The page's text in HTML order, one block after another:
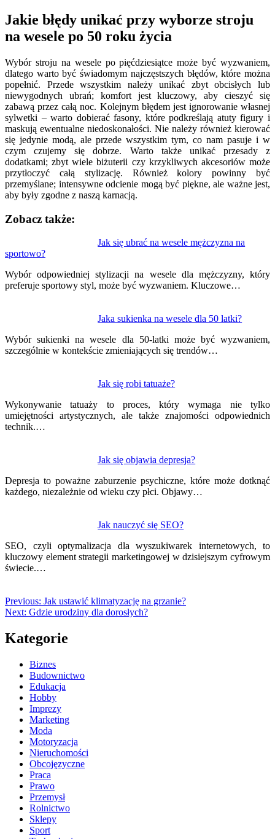
Jakie błędy unikać przy wyborze stroju
na wesele po 50 roku życia
Wybór stroju na wesele po pięćdziesiątce może być wyzwaniem,
dlatego warto być świadomym najczęstszych błędów, które można
popełnić. Przede wszystkim należy unikać zbyt obcisłych lub
niewygodnych ubrań; komfort jest kluczowy, aby cieszyć się
zabawą przez całą noc. Kolejnym błędem jest ignorowanie własnej
sylwetki – warto dobierać fasony, które podkreślają atuty figury i
maskują ewentualne niedoskonałości. Nie należy również kierować
się jedynie modą, ale przede wszystkim tym, co nam pasuje i w
czym czujemy się dobrze. Warto także unikać przesady z
dodatkami; zbyt wiele biżuterii czy krzykliwych akcesoriów może
przytłoczyć całą stylizację. Również kolory powinny być
przemyślane; intensywne odcienie mogą być piękne, ale ważne jest,
aby były zgodne z naszą karnacją.
Zobacz także:
Jak się ubrać na wesele mężczyzna na
sportowo?
Wybór odpowiedniej stylizacji na wesele dla mężczyzny, który
preferuje sportowy styl, może być wyzwaniem. Kluczowe…
Jaka sukienka na wesele dla 50 latki?
Wybór sukienki na wesele dla 50-latki może być wyzwaniem,
szczególnie w kontekście zmieniających się trendów…
Jak się robi tatuaże?
Wykonywanie tatuaży to proces, który wymaga nie tylko
umiejętności artystycznych, ale także znajomości odpowiednich
technik.…
Jak się objawia depresja?
Depresja to poważne zaburzenie psychiczne, które może dotknąć
każdego, niezależnie od wieku czy płci. Objawy…
Jak nauczyć się SEO?
SEO, czyli optymalizacja dla wyszukiwarek internetowych, to
kluczowy element strategii marketingowej w dzisiejszym cyfrowym
świecie.…
wpisu
Previous: Jak ustawić klimatyzację na grzanie?
Next: Gdzie urodziny dla dorosłych?
Kategorie
Biznes
Budownictwo
Edukacja
Hobby
Imprezy
Marketing
Moda
Motoryzacja
Nieruchomości
Obcojęzyczne
Praca
Prawo
Przemysł
Rolnictwo
Sklepy
Sport